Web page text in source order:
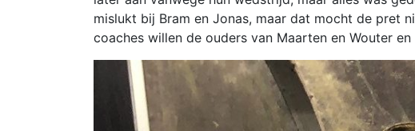
mislukt bij Bram en Jonas, maar dat mocht de pret
coaches willen de ouders van Maarten en Wouter